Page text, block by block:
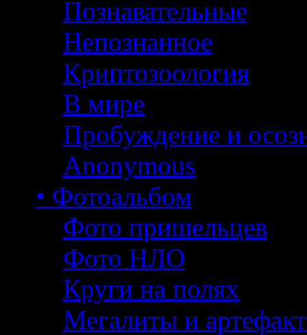
Познавательные
Непознанное
Криптозоология
В мире
Пробуждение и
Anonymous
• Фотоальбом
Фото пришельцев
Фото НЛО
Круги на полях
Мегалиты и